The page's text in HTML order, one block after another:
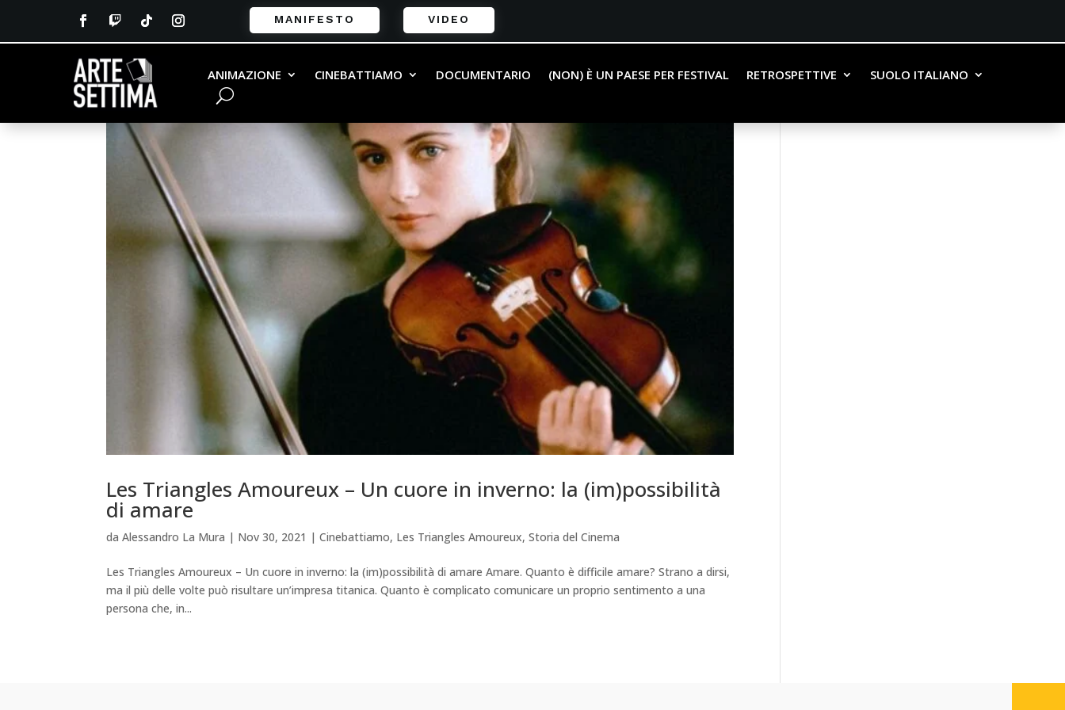
MANIFESTO VIDEO
ANIMAZIONE CINEBATTIAMO DOCUMENTARIO (NON) È UN PAESE PER FESTIVAL RETROSPETTIVE SUOLO ITALIANO
Les Triangles Amoureux – Un cuore in inverno: la (im)possibilità
di amare
daAlessandro La Mura | Nov 30, 2021 |Cinebattiamo, Les Triangles Amoureux,Storia del Cinema
Les Triangles Amoureux – Un cuore in inverno: la (im)possibilità di amare Amare. Quanto è difficile amare? Strano a dirsi,
ma il più delle volte può risultare un’impresa titanica. Quanto è complicato comunicare un proprio sentimento a una
persona che, in...